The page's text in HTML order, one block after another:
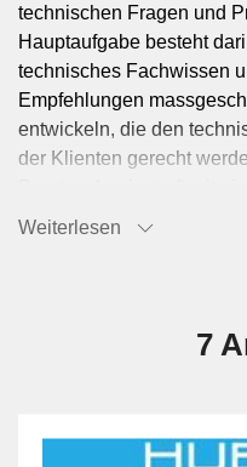
7
technischen Fragen und
Hauptaufgabe besteht
technisches Fachwissen
Empfehlungen
entwickeln, die den
der Klienten gerecht
bestehenden technischen
Optimierungspotenzialen.
internen Teams des
Weiterlesen